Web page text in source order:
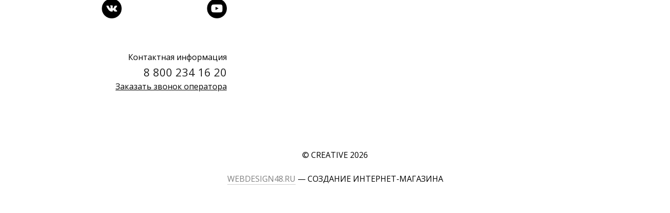
Контактная информация
8 800 234 16 20
Заказать звонок оператора
© CREATIVE 2026
WEBDESIGN48.RU — СОЗДАНИЕ ИНТЕРНЕТ-МАГАЗИНА